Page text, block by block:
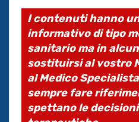
I contenuti hanno
informativo di tipo
sanitario ma in
sostituirsi al vostro
al Medico
sempre fare
spettano le